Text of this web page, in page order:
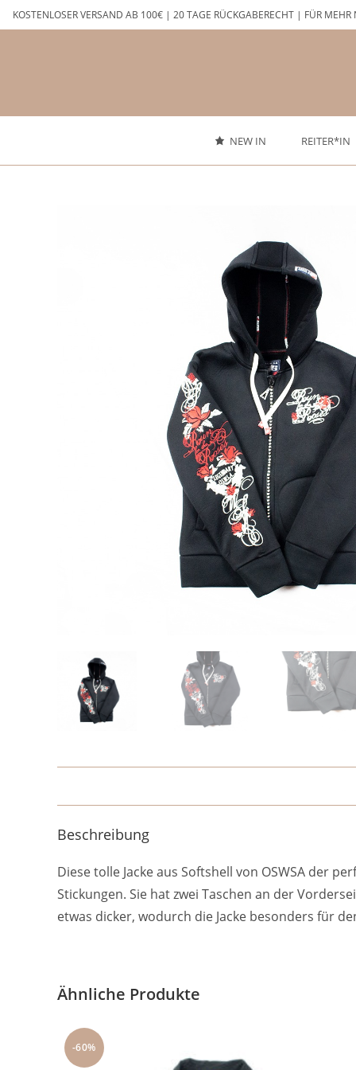
Zum
Inhalt
KOSTENLOSER VERSAND AB 100€ | 20 TAGE RÜCKGABERECHT | FÜR MEHR
NEW IN REITER*IN
Beschreibung
Diese tolle Jacke aus Softshell von OSWSA der
Stickungen. Sie hat zwei Taschen an der
etwas dicker, wodurch die Jacke besonders für
Ähnliche Produkte
-60%